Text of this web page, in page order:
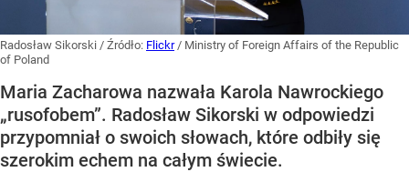
Radosław Sikorski / Źródło: Flickr / Ministry of Foreign Affairs of the Republic
of Poland
Maria Zacharowa nazwała Karola Nawrockiego
„rusofobem”. Radosław Sikorski w odpowiedzi
przypomniał o swoich słowach, które odbiły się
szerokim echem na całym świecie.